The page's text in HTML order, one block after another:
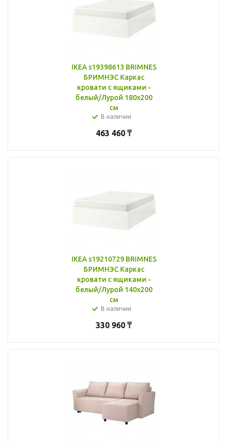
IKEA s19398613 BRIMNES
БРИМНЭС Каркас
кровати с ящиками -
белый/Лурой 180x200
см
В наличии
463 460 ₸
IKEA s19210729 BRIMNES
БРИМНЭС Каркас
кровати с ящиками -
белый/Лурой 140x200
см
В наличии
330 960 ₸